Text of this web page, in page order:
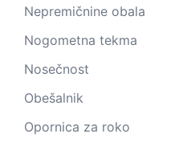
Nepremičnine obala
Nogometna tekma
Nosečnost
Obešalnik
Opornica za roko